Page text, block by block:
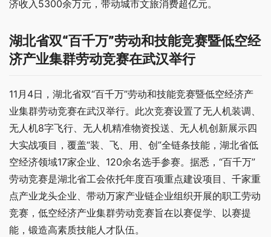
济收入5300余万元，带动城市文旅消费超亿元。
湖北省双“百千万”劳动和技能竞赛暨低空经
济产业集群劳动竞赛在武汉举行
11月4日，湖北省双“百千万”劳动和技能竞赛暨低空经济产
业集群劳动竞赛在武汉举行。此次竞赛设置了无人机装调、
无人机8字飞行、无人机精准物资投送、无人机创新展示四
大实战项目，覆盖“装、飞、用、创”全链条技能，湖北省低
空经济领域17家企业、120余名选手参赛。据悉，“百千万”
劳动竞赛是湖北省工会依托年度百项重点建设项目、千家重
点产业龙头企业、带动万家产业链企业组织开展的职工劳动
竞赛，低空经济产业集群劳动竞赛旨在以赛促学、以赛提
能，锻造高素质技能人才队伍。